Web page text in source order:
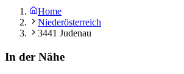
Home
Niederösterreich
3441 Judenau
In der Nähe